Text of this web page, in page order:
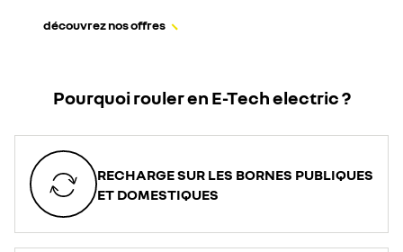
découvrez nos offres
Pourquoi rouler en E-Tech electric ?
RECHARGE SUR LES BORNES PUBLIQUES
ET DOMESTIQUES